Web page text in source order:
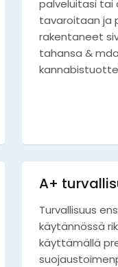
palveluitasi tai
tavaroitaan ja
rakentaneet
tahansa &
A+
Turvallisuus
käytännössä
käyttämällä